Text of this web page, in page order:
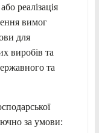
реалізація
вимог
для
виробів та
та
за умови: